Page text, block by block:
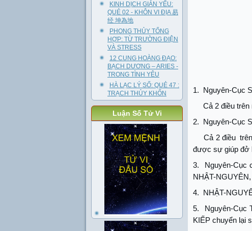
KINH DỊCH GIẢN YẾU:
QUẺ 02 - KHÔN VI ĐỊA 易
经 坤為地
PHONG THỦY TỔNG
HỢP: TỪ TRƯỜNG ĐIỆN
VÀ STRESS
12 CUNG HOÀNG ĐẠO:
BẠCH DƯƠNG – ARIES -
TRONG TÌNH YÊU
HÀ LẠC LÝ SỐ: QUẺ 47 :
TRẠCH THỦY KHỐN
Luận Số Tử Vi
1. Nguyên-Cục
Cả 2 điều
2. Nguyên-Cục
Cả 2 điều
được sự giúp đở
3.
Nguyên-Cục
NHẬT-
4. NHẬT-
5.
Nguyên-Cục
KIẾP chuyển lại